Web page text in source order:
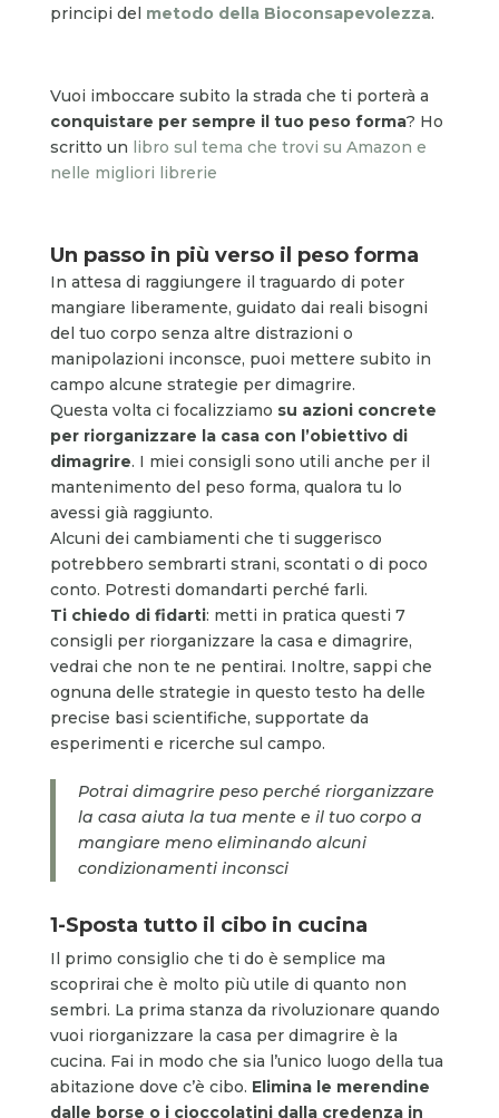
principi del metodo della Bioconsapevolezza.
Vuoi imboccare subito la strada che ti porterà a
conquistare per sempre il tuo peso forma? Ho
scritto un libro sul tema che trovi su Amazon e
nelle migliori librerie
Un passo in più verso il peso forma
In attesa di raggiungere il traguardo di poter
mangiare liberamente, guidato dai reali bisogni
del tuo corpo senza altre distrazioni o
manipolazioni inconsce, puoi mettere subito in
campo alcune strategie per dimagrire.
Questa volta ci focalizziamo su azioni concrete
per riorganizzare la casa con l’obiettivo di
dimagrire. I miei consigli sono utili anche per il
mantenimento del peso forma, qualora tu lo
avessi già raggiunto.
Alcuni dei cambiamenti che ti suggerisco
potrebbero sembrarti strani, scontati o di poco
conto. Potresti domandarti perché farli.
Ti chiedo di fidarti: metti in pratica questi 7
consigli per riorganizzare la casa e dimagrire,
vedrai che non te ne pentirai. Inoltre, sappi che
ognuna delle strategie in questo testo ha delle
precise basi scientifiche, supportate da
esperimenti e ricerche sul campo.
Potrai dimagrire peso perché riorganizzare
la casa aiuta la tua mente e il tuo corpo a
mangiare meno eliminando alcuni
condizionamenti inconsci
1-Sposta tutto il cibo in cucina
Il primo consiglio che ti do è semplice ma
scoprirai che è molto più utile di quanto non
sembri. La prima stanza da rivoluzionare quando
vuoi riorganizzare la casa per dimagrire è la
cucina. Fai in modo che sia l’unico luogo della tua
abitazione dove c’è cibo. Elimina le merendine
dalle borse o i cioccolatini dalla credenza in